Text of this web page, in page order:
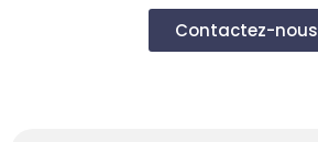
Contactez-nous